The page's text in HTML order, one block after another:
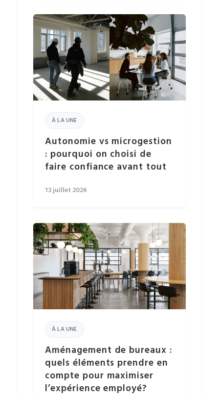
À LA UNE
Autonomie vs microgestion
: pourquoi on choisi de
faire confiance avant tout
13 juillet 2026
À LA UNE
Aménagement de bureaux :
quels éléments prendre en
compte pour maximiser
l’expérience employé?